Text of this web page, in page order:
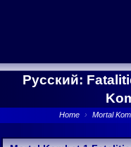
Русский:
Home › Mortal